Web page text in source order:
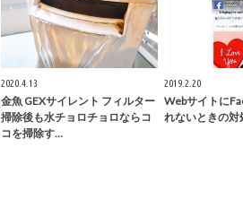
2020.4.13
金魚 GEXサイレント フィルター
掃除後も水チョロチョロならコ
コを掃除す…
2019.2.20
Webサイトに
れないときの対